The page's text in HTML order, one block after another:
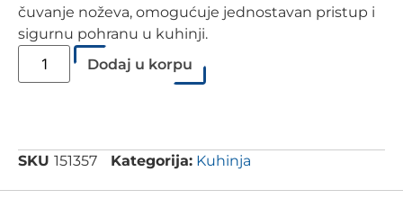
čuvanje noževa, omogućuje jednostavan pristup i
sigurnu pohranu u kuhinji.
Dodaj u korpu
SKU 151357 Kategorija: Kuhinja